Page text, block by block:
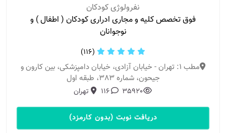
نفرولوژی کودکان
فوق تخصص کلیه و مجاری ادراری کودکان ( اطفال ) و
نوجوانان
(116)
مطب 1: تهران - خیابان آزادی، خیابان دامپزشکی، بین کارون و
جیحون، شماره 383، طبقه اول
35920
116 تهران
دریافت نوبت (بدون کارمزد)